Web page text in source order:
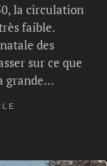
la circulation
faible.
des
sur ce que
grande…